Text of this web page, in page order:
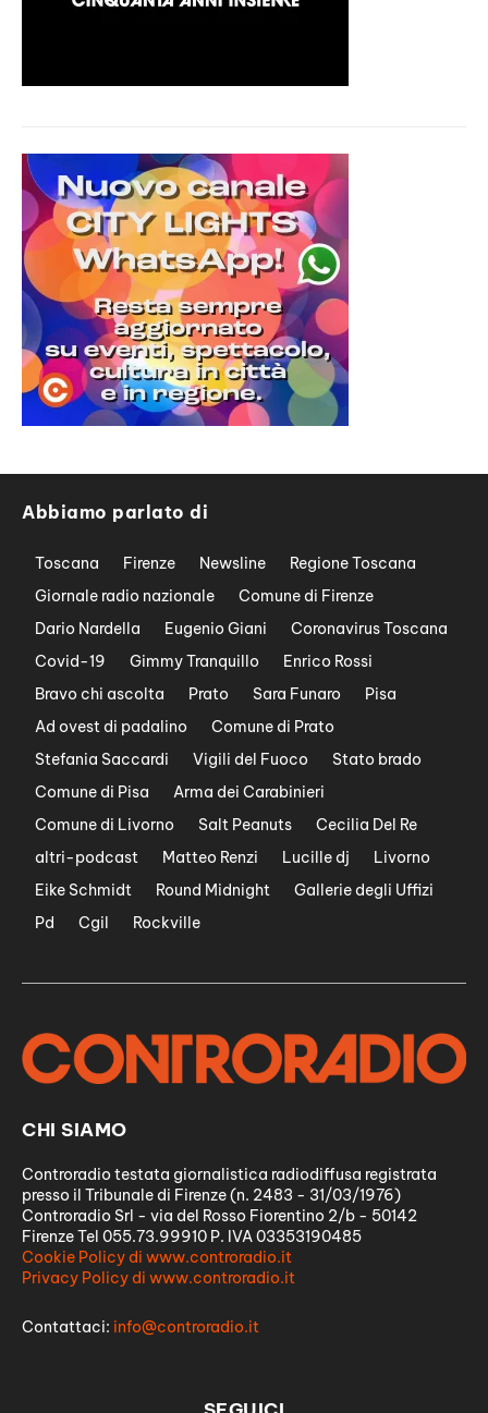
Abbiamo parlato di
Toscana Firenze Newsline
Regione Toscana
Giornale radio nazionale
Comune di Firenze
Dario Nardella
Eugenio Giani
Coronavirus Toscana
Covid-19
Gimmy Tranquillo
Enrico Rossi
Bravo chi ascolta
Prato Sara Funaro
Pisa
Ad ovest di padalino
Comune di Prato
Stefania Saccardi
Vigili del Fuoco
Stato brado
Comune di Pisa
Arma dei Carabinieri
Comune di Livorno
Salt Peanuts
Cecilia Del Re
altri-podcast
Matteo Renzi Lucille dj
Livorno
Eike Schmidt
Round Midnight
Gallerie degli Uffizi
Pd
Cgil Rockville
CHI SIAMO
Controradio testata giornalistica radiodiffusa registrata
presso il Tribunale di Firenze (n. 2483 - 31/03/1976)
Controradio Srl - via del Rosso Fiorentino 2/b - 50142
Firenze Tel 055.73.99910 P. IVA 03353190485
Cookie Policy di www.controradio.it
Privacy Policy di www.controradio.it
Contattaci: info@controradio.it